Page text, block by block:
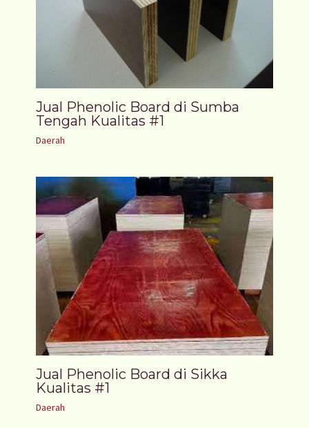
Jual Phenolic Board di Sumba
Tengah Kualitas #1
Daerah
Jual Phenolic Board di Sikka
Kualitas #1
Daerah